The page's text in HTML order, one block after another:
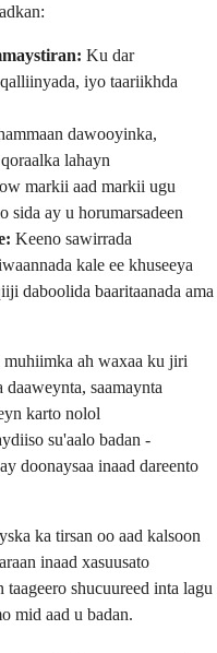
Ku dar
iyo taariikhda
dawooyinka,
lahayn
markii aad markii ugu
sida ay u horumarsadeen
Keeno sawirrada
kale ee khuseeya
daboolida baaritaanada ama
muhiimka ah waxaa ku jiri
saamaynta
karto nolol
su'aalo badan -
doonaysaa inaad dareento
ka tirsan oo aad kalsoon
inaad xasuusato
shucuureed inta lagu
mid aad u badan.